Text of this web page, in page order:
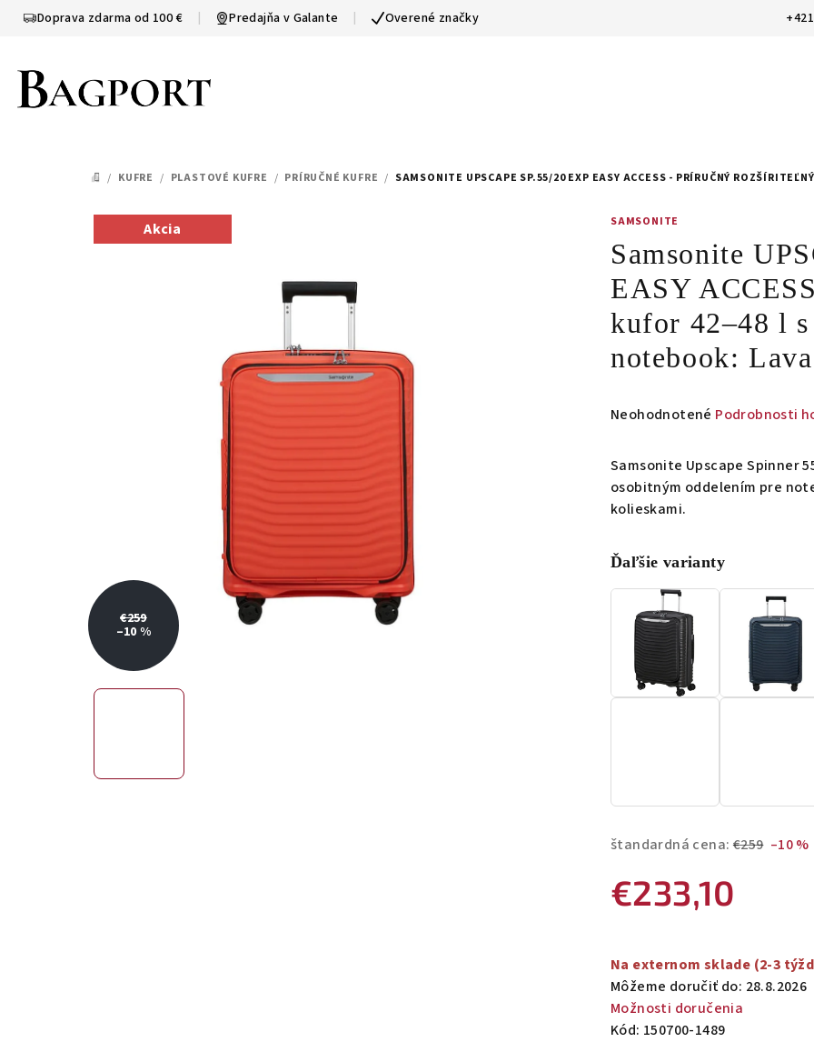
PrejsťDoprava zdarma od 100 € Predajňa v Galante Overené značky
DOMOV
/ KUFRE / PLASTOVÉ KUFRE / PRÍRUČNÉ KUFRE / SAMSONITE UPSCAPE SP.55/20 EXP EASY ACCESS - PRÍRUČNÝ
SAMSONITE
Samsonite
EASY
kufor 42–48 l
notebook: Lava
Priemerné
produktu
0,0
hviezdičiek.
Neohodnotené Podrobnosti
Samsonite Upscape Spinner
osobitným oddelením pre
kolieskami.
Ďaľšie varianty
štandardná cena: €259 –10 %
€233,10
cena:
Na externom sklade (2-3
Môžeme doručiť do: 28.8.2026
Možnosti doručenia
Kód: 150700-1489
Akcia
€259
–10 %